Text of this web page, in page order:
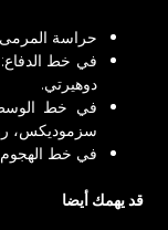
حراسة المرمى:
في خط الدفاع:
دوهيرتي.
في خط
سزموديكس،
في خط الهجوم:
قد يهمك أيضا